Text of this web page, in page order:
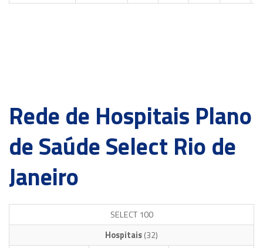
Rede de Hospitais Plano
de Saúde Select Rio de
Janeiro
SELECT 100
Hospitais(32)